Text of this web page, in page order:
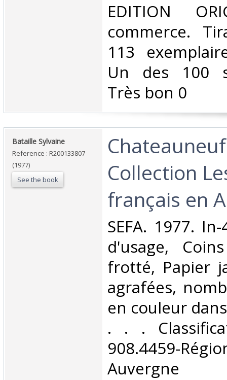
‎EDITION
commerce.
113
Un des 100
Très bon 0‎
‎Bataille Sylvaine‎
Reference : R200133807
(1977)
See the book
Collection
français en
‎SEFA. 1977.
d'usage,
frotté, Papier
agrafées,
en couleur
. . .
908.4459-
Auvergne‎